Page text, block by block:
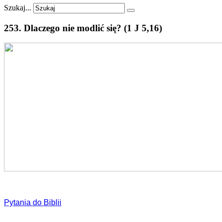
Szukaj...
253. Dlaczego nie modlić się? (1 J 5,16)
Pytania do Biblii